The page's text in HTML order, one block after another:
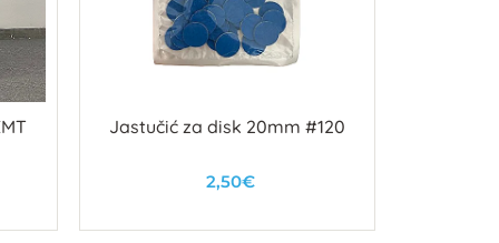
Jastučić za disk 20mm #120
2,50€
U košaricu